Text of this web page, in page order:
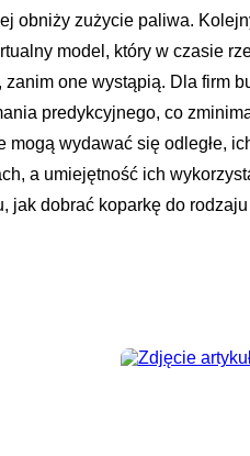
obniży zużycie paliwa.
model, który w czasie
one wystąpią. Dla firm
predykcyjnego, co
mogą wydawać się odległe,
a umiejętność ich
jak dobrać koparkę do